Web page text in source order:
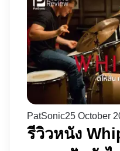
PatSonic25 October
รีวิวหนัง